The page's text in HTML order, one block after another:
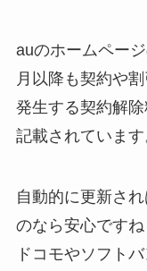
auのホームペー
月以降も契約や
発生する契約解
記載されています
自動的に更新さ
のなら安心ですね
ドコモやソフト